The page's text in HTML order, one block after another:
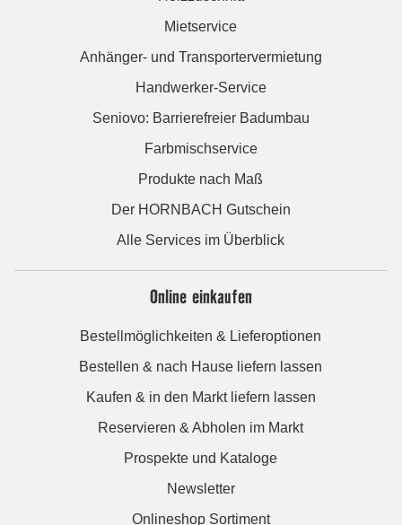
Mietservice
Anhänger- und Transportervermietung
Handwerker-Service
Seniovo: Barrierefreier Badumbau
Farbmischservice
Produkte nach Maß
Der HORNBACH Gutschein
Alle Services im Überblick
Online einkaufen
Bestellmöglichkeiten & Lieferoptionen
Bestellen & nach Hause liefern lassen
Kaufen & in den Markt liefern lassen
Reservieren & Abholen im Markt
Prospekte und Kataloge
Newsletter
Onlineshop Sortiment